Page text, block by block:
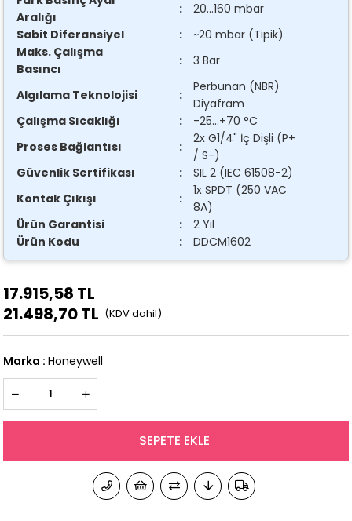
Aralığı
:
20...160 mbar
Sabit Diferansiyel
:
~20 mbar (Tipik)
Maks. Çalışma
Basıncı
: 3 Bar
Algılama Teknolojisi :
Perbunan (NBR)
Diyafram
Çalışma Sıcaklığı
:
-25...+70 °C
Proses Bağlantısı
:
2x G1/4" İç Dişli (P+
/ S-)
Güvenlik Sertifikası
:
SIL 2 (IEC 61508-2)
Kontak Çıkışı
:
1x SPDT (250 VAC
8A)
Ürün Garantisi
:
2 Yıl
Ürün Kodu
: DDCM1602
17.915,58 TL
21.498,70 TL
Marka : Honeywell